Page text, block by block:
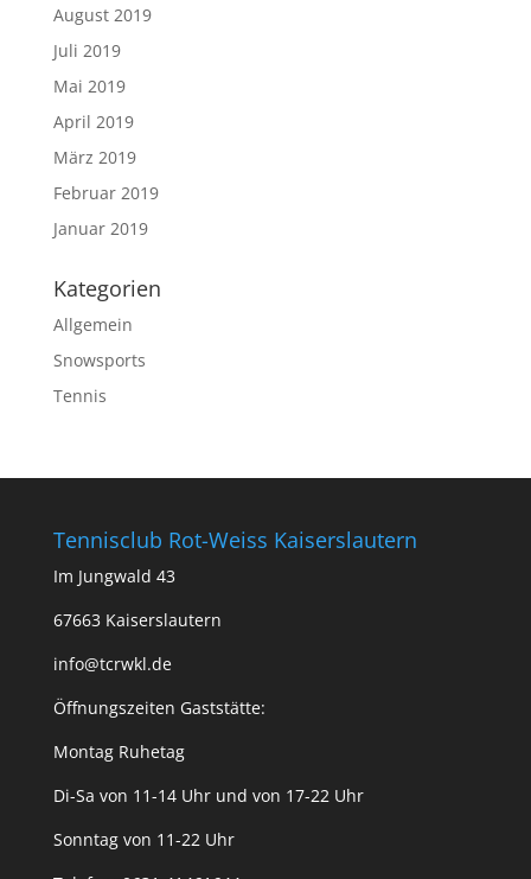
August 2019
Juli 2019
Mai 2019
April 2019
März 2019
Februar 2019
Januar 2019
Kategorien
Allgemein
Snowsports
Tennis
Tennisclub Rot-Weiss Kaiserslautern
Im Jungwald 43
67663 Kaiserslautern
info@tcrwkl.de
Öffnungszeiten Gaststätte:
Montag Ruhetag
Di-Sa von 11-14 Uhr und von 17-22 Uhr
Sonntag von 11-22 Uhr